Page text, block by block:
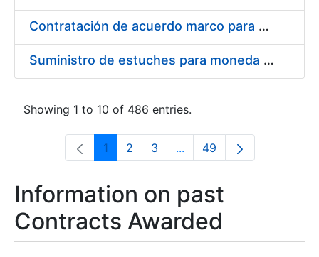
Contratación de acuerdo marco para el Suministro de Material de Electricidad para la Fábrica Nacional de Moneda y Timbre-Real Casa de la Moneda en su centro de trabajo de Burgos
Suministro de estuches para moneda de 30 €
Showing 1 to 10 of 486 entries.
Page
1 Page
2 Page
3 ...Intermediate Pages Use
Page
49
Information on past
Contracts Awarded